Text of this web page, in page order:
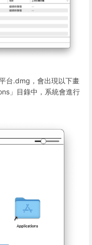
台.dmg，會出現以下畫
」目錄中，系統會進行